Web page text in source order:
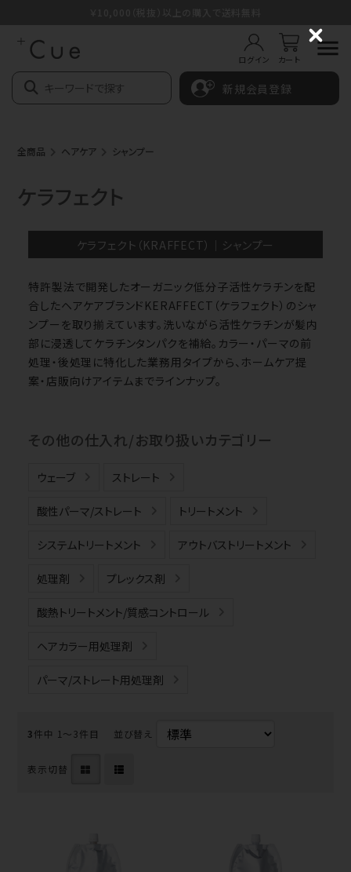
ログイン カート
新規会員登録
全商品 ヘアケア シャンプー
ケラフェクト
ケラフェクト（KRAFFECT）｜シャンプー
特許製法で開発したオーガニック低分子活性ケラチンを配
合したヘアケアブランド KERAFFECT（ケラフェクト） のシャ
ンプーを取り揃えています。洗いながら活性ケラチンが髪内
部に浸透してケラチンタンパクを補給。カラー・パーマの前
処理・後処理に特化した業務用タイプから、ホームケア提
案・店販向けアイテムまでラインナップ。
その他の仕入れ/お取り扱いカテゴリー
ウェーブ ストレート
酸性パーマ/ストレート トリートメント
システムトリートメント アウトバストリートメント
処理剤 プレックス剤
酸熱トリートメント/質感コントロール
ヘアカラー用処理剤
パーマ/ストレート用処理剤
3件中 1〜3件目 並び替え
表示切替
C
l